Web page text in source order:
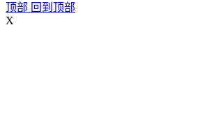
顶部 回到顶部
X